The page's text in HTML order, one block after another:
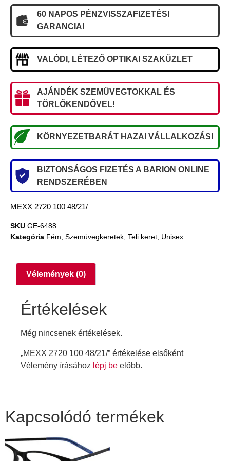
60 NAPOS PÉNZVISSZAFIZETÉSI
GARANCIA!
VALÓDI, LÉTEZŐ OPTIKAI SZAKÜZLET
AJÁNDÉK SZEMÜVEGTOKKAL ÉS
TÖRLŐKENDŐVEL!
KÖRNYEZETBARÁT HAZAI VÁLLALKOZÁS!
BIZTONSÁGOS FIZETÉS A BARION ONLINE
RENDSZERÉBEN
MEXX 2720 100 48/21/
SKU GE-6488
Kategória Fém Szemüvegkeretek Teli keret Unisex
Vélemények (0)
Értékelések
Még nincsenek értékelések.
„MEXX 2720 100 48/21/” értékelése elsőként
Vélemény írásához lépj be előbb.
Kapcsolódó termékek